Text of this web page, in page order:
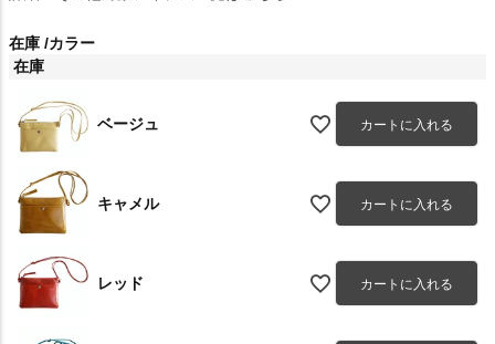
在庫 カラー
在庫
ベージュ カートに入れる
キャメル カートに入れる
レッド カートに入れる